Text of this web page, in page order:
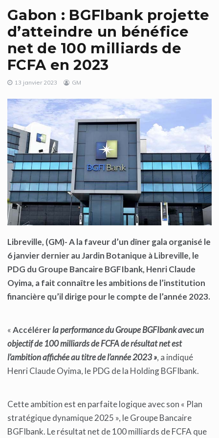
Gabon : BGFIbank projette
d’atteindre un bénéfice
net de 100 milliards de
FCFA en 2023
13 janvier 2023 GM
Libreville, (GM)- A la faveur d’un dîner gala organisé le
6 janvier dernier au Jardin Botanique à Libreville, le
PDG du Groupe Bancaire BGFIbank, Henri Claude
Oyima, a fait connaître les ambitions de l’institution
financière qu’il dirige pour le compte de l’année 2023.
«Accélérerla performance du Groupe BGFIbank avec un
objectif de 100 milliards de FCFA de résultat net est
l’ambition affichée au titre de l’année 2023 », a indiqué
Henri Claude Oyima, le PDG de la Holding BGFIbank.
Cette ambition est en parfaite logique avec son « Plan
stratégique dynamique 2025 », le Groupe Bancaire
BGFIbank. Le résultat net de 100 milliards de FCFA que